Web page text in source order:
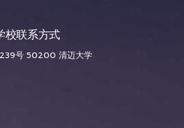
校联系方式
239号 50200 清迈大学